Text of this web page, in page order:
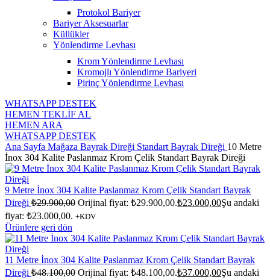
Protokol Bariyer
Bariyer Aksesuarlar
Küllükler
Yönlendirme Levhası
Krom Yönlendirme Levhası
Kromojlı Yönlendirme Bariyeri
Pirinç Yönlendirme Levhası
WHATSAPP DESTEK
HEMEN TEKLİF AL
HEMEN ARA
WHATSAPP DESTEK
Ana Sayfa Mağaza Bayrak Direği Standart Bayrak Direği 10 Metre
İnox 304 Kalite Paslanmaz Krom Çelik Standart Bayrak Direği
9 Metre İnox 304 Kalite Paslanmaz Krom Çelik Standart Bayrak
Direği ₺29.900,00 Orijinal fiyat: ₺29.900,00.₺23.000,00Şu andaki
fiyat: ₺23.000,00. +KDV
Ürünlere geri dön
11 Metre İnox 304 Kalite Paslanmaz Krom Çelik Standart Bayrak
Direği ₺48.100,00 Orijinal fiyat: ₺48.100,00.₺37.000,00Şu andaki